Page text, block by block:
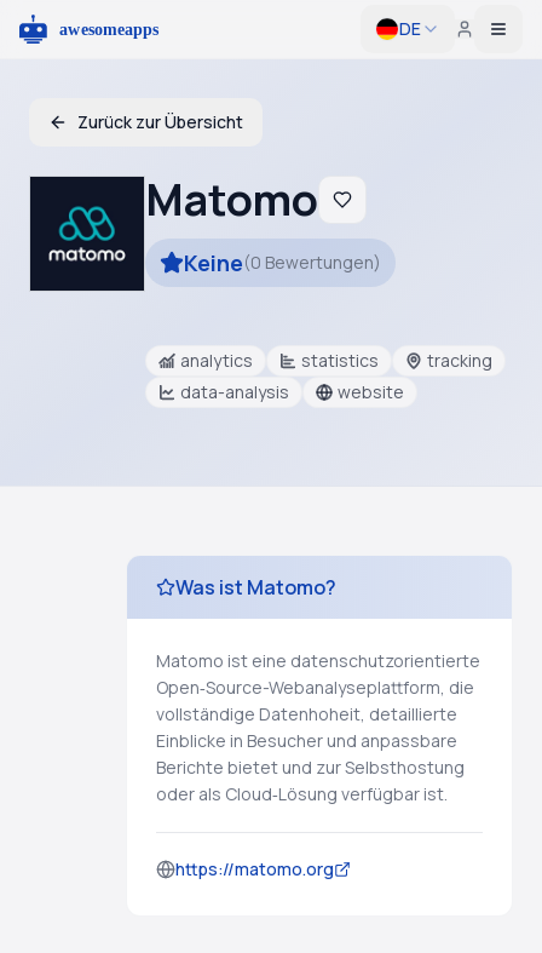
DE
Zurück zur Übersicht
Matomo
Keine(0 Bewertungen)
analytics statistics
tracking
data-analysis
website
Was ist Matomo?
Matomo ist eine datenschutzorientierte
Open‑Source-Webanalyseplattform, die
vollständige Datenhoheit, detaillierte
Einblicke in Besucher und anpassbare
Berichte bietet und zur Selbsthostung
oder als Cloud‑Lösung verfügbar ist.
https://matomo.org